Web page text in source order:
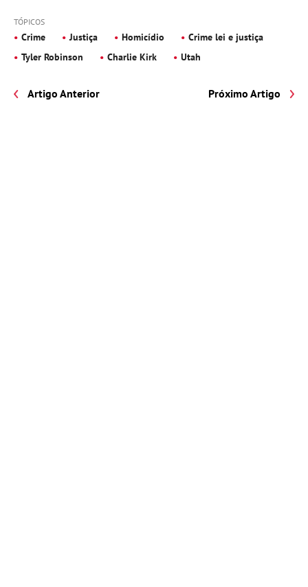
TÓPICOS
Crime Justiça Homicídio
Crime lei e justiça
Tyler Robinson
Charlie Kirk Utah
Artigo Anterior Próximo Artigo